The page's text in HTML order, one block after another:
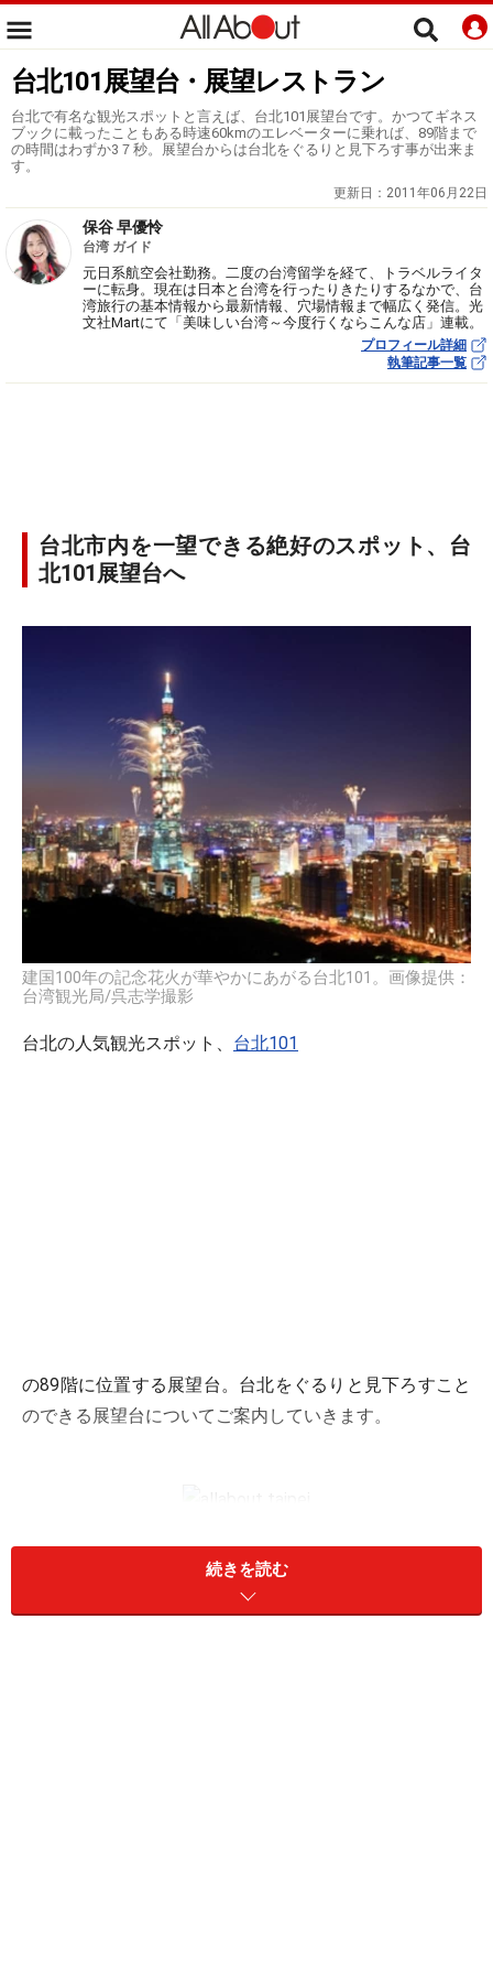
台北101展望台・展望レストラン
台北で有名な観光スポットと言えば、台北101展望台です。かつてギネス
ブックに載ったこともある時速60kmのエレベーターに乗れば、89階まで
の時間はわずか3７秒。展望台からは台北をぐるりと見下ろす事が出来ま
す。
更新日： 2011年06月22日
保谷 早優怜
台湾 ガイド
元日系航空会社勤務。二度の台湾留学を経て、トラベルライタ
ーに転身。現在は日本と台湾を行ったりきたりするなかで、台
湾旅行の基本情報から最新情報、穴場情報まで幅広く発信。光
文社Martにて「美味しい台湾～今度行くならこんな店」連載。
プロフィール詳細
執筆記事一覧
台北市内を一望できる絶好のスポット、台
北101展望台へ
建国100年の記念花火が華やかにあがる台北101。画像提供：
台湾観光局/呉志学撮影
台北の人気観光スポット、 台北101
の89階に位置する展望台。台北をぐるりと見下ろすこと
のできる展望台についてご案内していきます。
混雑しない
展望台は有料なので、まず5階で入場券の購入を。台北
続きを読む